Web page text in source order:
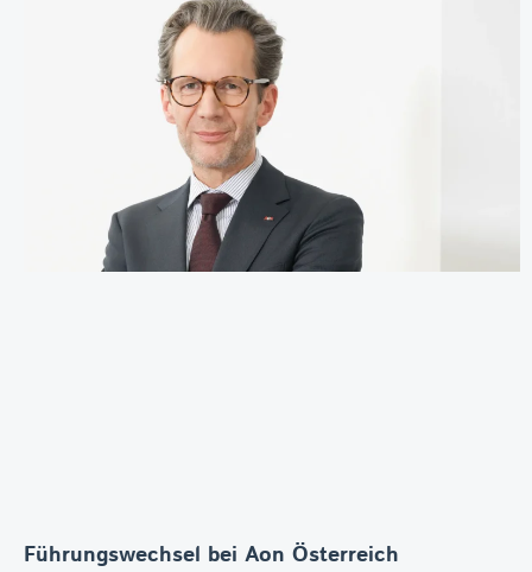
Führungswechsel bei Aon Österreich